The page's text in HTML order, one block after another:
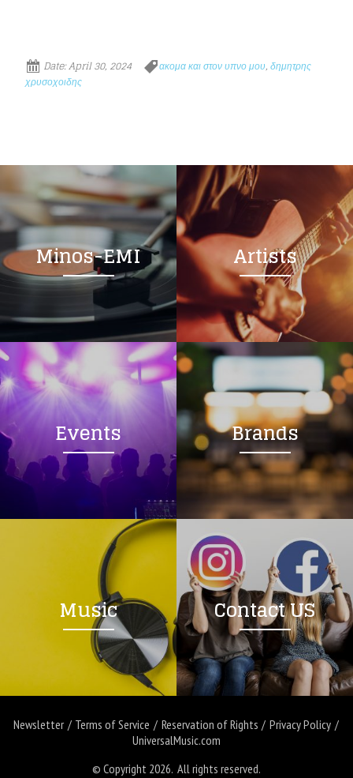
Date:April 30, 2024 ακομα και στον υπνο μου,δημητρης
χρυσοχοιδης
Minos-EMI Artists
Events Brands
Music Contact US
Newsletter Terms of Service Reservation of Rights
Privacy Policy
UniversalMusic.com
© Copyright 2026. All rights reserved.